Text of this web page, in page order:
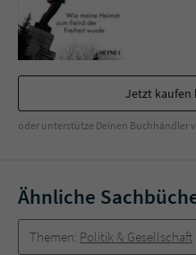
Jetzt kaufen
oder unterstütze Deinen Buchhändler
Ähnliche
Themen: Politik & Gesellschaft